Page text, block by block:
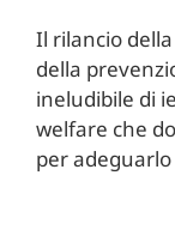
Il rilancio
della
ineludibile di
welfare che
per